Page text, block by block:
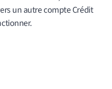
un autre compte Crédit